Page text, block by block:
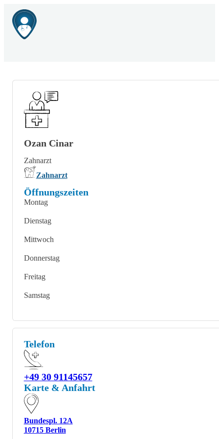
Telefon
+49 30 91145657
Karte & Anfahrt
Bundespl. 12A
10715 Berlin
Ozan Cinar
Zahnarzt
Zahnarzt
Öffnungszeiten
Montag
Dienstag
Mittwoch
Donnerstag
Freitag
Samstag